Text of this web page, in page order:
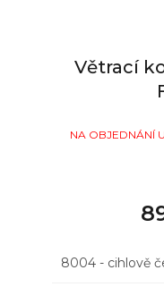
Větrací
NA OBJEDNÁNÍ
8004 - cihlově